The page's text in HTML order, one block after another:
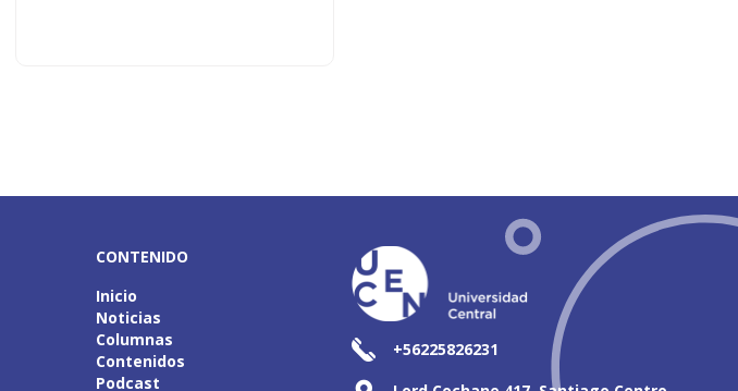
CONTENIDO
Inicio
Noticias
Columnas
Contenidos
Podcast
+56225826231